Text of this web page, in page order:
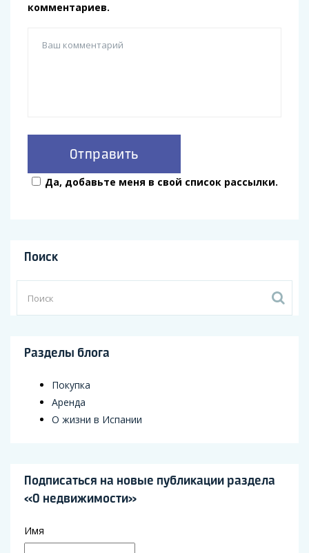
комментариев.
Да, добавьте меня в свой список рассылки.
Поиск
Разделы блога
Покупка
Аренда
О жизни в Испании
Подписаться на новые публикации раздела
«О недвижимости»
Имя